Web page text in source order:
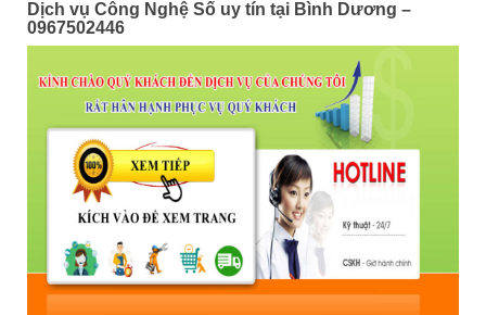
Dịch vụ Công Nghệ Số uy tín tại Bình Dương –
0967502446